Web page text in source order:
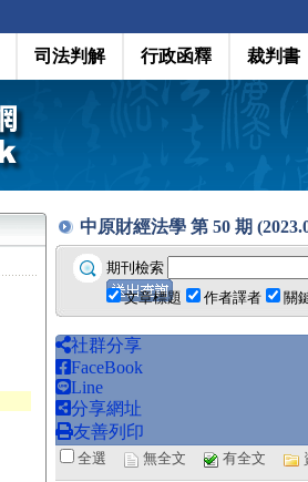
司法判解 行政函釋 裁判書
中原財經法學 第 50 期
期刊檢索
文章標題
作者譯者 關
社群分享
FaceBook
Line
分享網址
友善列印
全選 無全文 有全文